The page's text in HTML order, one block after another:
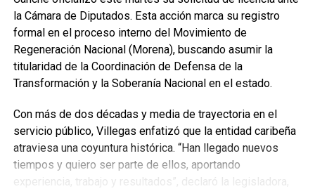
Recibe las noticias al instante
la Cámara de Diputados. Esta acción marca su registro
formal en el proceso interno del Movimiento de
Regeneración Nacional (Morena), buscando asumir la
titularidad de la Coordinación de Defensa de la
Transformación y la Soberanía Nacional en el estado.
Con más de dos décadas y media de trayectoria en el
servicio público, Villegas enfatizó que la entidad caribeña
atraviesa una coyuntura histórica. “Han llegado nuevos
tiempos y quiero ser parte de ellos, aportando
experiencia, trabajo y resultados”, declaró la legisladora,